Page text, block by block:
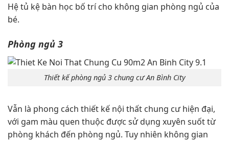
Hệ tủ kệ bàn học bố trí cho không gian phòng ngủ của
bé.
Phòng ngủ 3
Thiết kế phòng ngủ 3 chung cư An Bình City
Vẫn là phong cách thiết kế nội thất chung cư hiện đại,
với gam màu quen thuộc được sử dụng xuyên suốt từ
phòng khách đến phòng ngủ. Tuy nhiên không gian